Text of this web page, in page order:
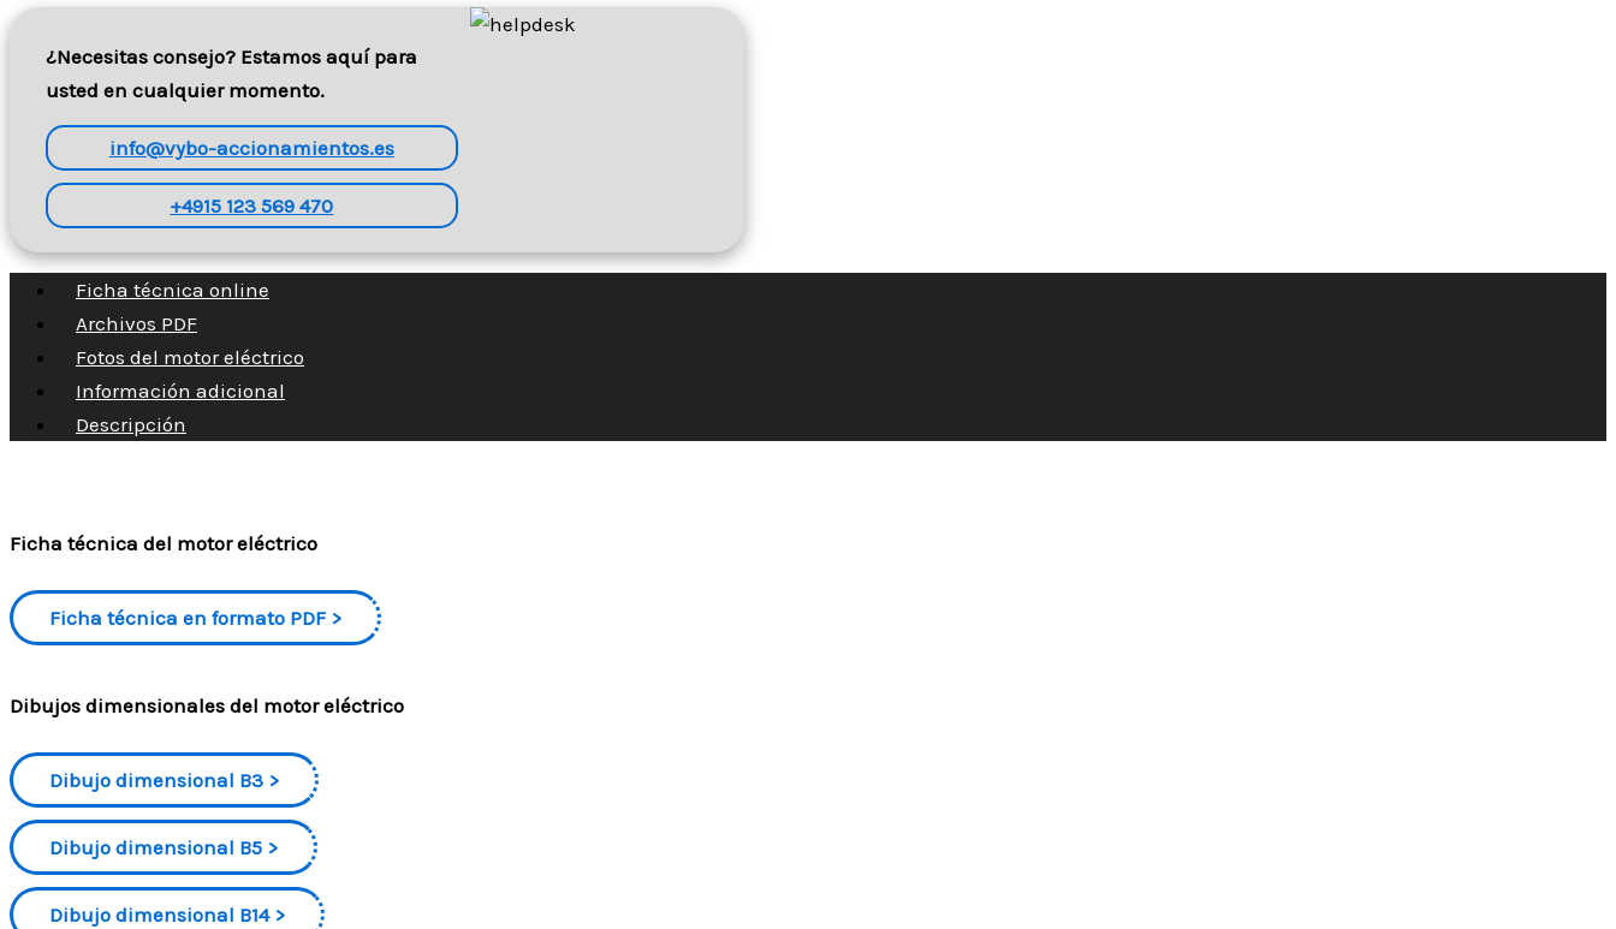
¿Necesitas consejo? Estamos aquí para
usted en cualquier momento.
info@vybo-accionamientos.es
+4915 123 569 470
Ficha técnica online
Archivos PDF
Fotos del motor eléctrico
Información adicional
Descripción
Ficha técnica del motor eléctrico
Ficha técnica en formato PDF
Dibujos dimensionales del motor eléctrico
Dibujo dimensional B3
Dibujo dimensional B5
Dibujo dimensional B14